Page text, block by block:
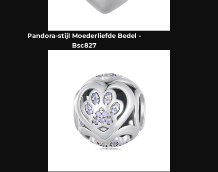
Pandora-stijl Moederliefde Bedel -
Bsc827